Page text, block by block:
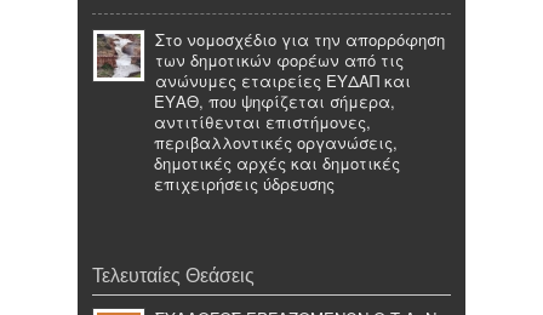
Στο νομοσχέδιο για την απορρόφηση
των δημοτικών φορέων από τις
ανώνυμες εταιρείες ΕΥΔΑΠ και
ΕΥΑΘ, που ψηφίζεται σήμερα,
αντιτίθενται επιστήμονες,
περιβαλλοντικές οργανώσεις,
δημοτικές αρχές και δημοτικές
επιχειρήσεις ύδρευσης
Τελευταίες Θεάσεις